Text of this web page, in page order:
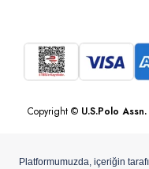
Copyright © U.S.Polo Assn.